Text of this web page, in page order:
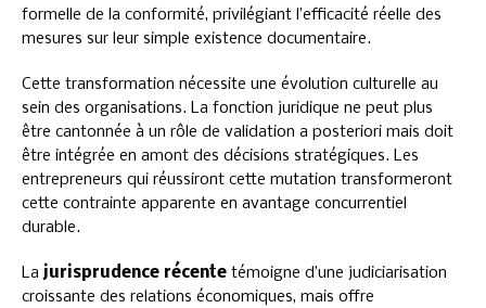
formelle de la conformité, privilégiant l’efficacité réelle des
mesures sur leur simple existence documentaire.
Cette transformation nécessite une évolution culturelle au
sein des organisations. La fonction juridique ne peut plus
être cantonnée à un rôle de validation a posteriori mais doit
être intégrée en amont des décisions stratégiques. Les
entrepreneurs qui réussiront cette mutation transformeront
cette contrainte apparente en avantage concurrentiel
durable.
Lajurisprudence récente témoigne d’une judiciarisation
croissante des relations économiques, mais offre